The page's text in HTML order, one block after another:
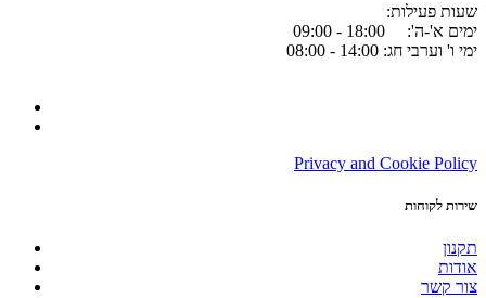
:שעות פעילות
ימים א'-ה': 18:00 - 09:00
ימי ו' וערבי חג: 14:00 - 08:00
Privacy and Cookie Policy
שירות לקוחות
תקנון
אודות
צור קשר